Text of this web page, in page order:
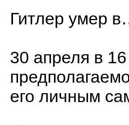
Гитлер умер
30 апреля в
его личным